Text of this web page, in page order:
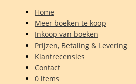
Home
Meer boeken te koop
Inkoop van boeken
Prijzen, Betaling & Levering
Klantrecensies
Contact
0 items